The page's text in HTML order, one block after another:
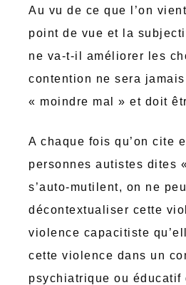
Au vu de ce que l’on
point de vue et la
ne va-t-il améliorer les
contention ne sera
« moindre mal » et doit
A chaque fois qu’on cite
personnes autistes dites
s’auto-mutilent, on ne
décontextualiser cette
violence capacitiste
cette violence dans un
psychiatrique ou éducatif